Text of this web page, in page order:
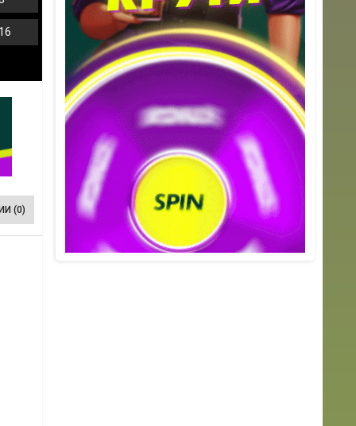
(0)